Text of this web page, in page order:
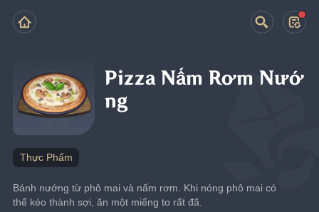
Pizza Nấm Rơm Nướ
ng
Thực Phẩm
Bánh nướng từ phô mai và nấm rơm. Khi nóng phô mai có
thể kéo thành sợi, ăn một miếng to rất đã.